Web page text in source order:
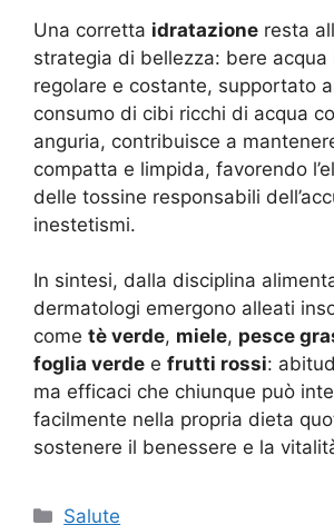
Una corretta idratazione resta
strategia di bellezza: bere acqua
regolare e costante, supportato
consumo di cibi ricchi di acqua
anguria, contribuisce a
compatta e limpida, favorendo
delle tossine responsabili
inestetismi.
In sintesi, dalla disciplina
dermatologi emergono alleati
come tè verde, miele, pesce
foglia verde e frutti rossi:
ma efficaci che chiunque può
facilmente nella propria dieta
sostenere il benessere e la
Categorie
Salute